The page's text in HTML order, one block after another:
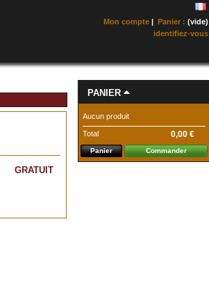
Mon compte | Panier : (vide)
identifiez-vous
GRATUIT
PANIER
Aucun produit
Total 0,00 €
Panier Commander